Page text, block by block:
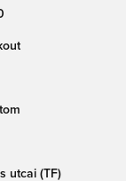
utcai (TF)